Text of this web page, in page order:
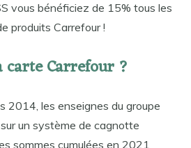
vous bénéficiez de 15% tous les
produits Carrefour !
carte Carrefour ?
2014, les enseignes du groupe
un système de cagnotte
sommes cumulées en 2021